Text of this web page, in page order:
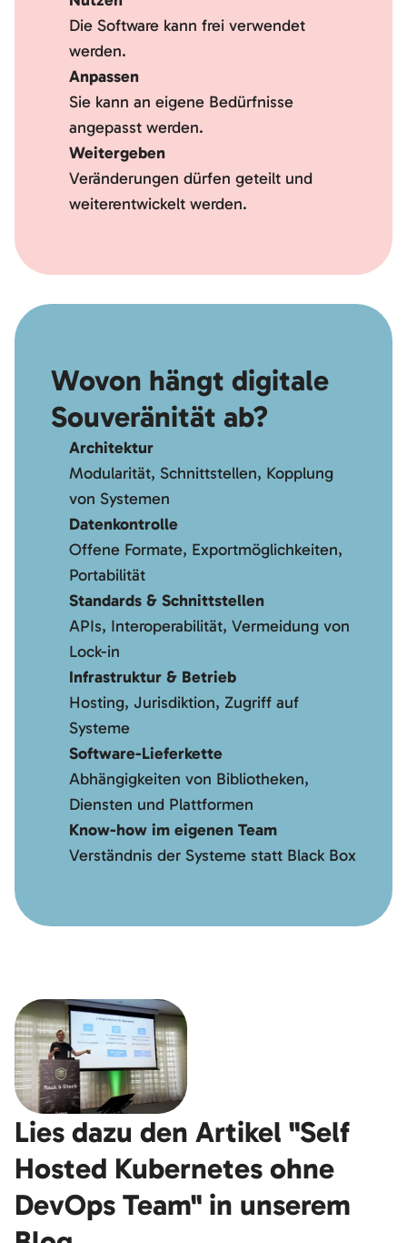
Die Software kann frei verwendet
werden.
Anpassen
Sie kann an eigene Bedürfnisse
angepasst werden.
Weitergeben
Veränderungen dürfen geteilt und
weiterentwickelt werden.
Wovon hängt digitale
Souveränität ab?
Architektur
Modularität, Schnittstellen, Kopplung
von Systemen
Datenkontrolle
Offene Formate, Exportmöglichkeiten,
Portabilität
Standards & Schnittstellen
APIs, Interoperabilität, Vermeidung von
Lock-in
Infrastruktur & Betrieb
Hosting, Jurisdiktion, Zugriff auf
Systeme
Software-Lieferkette
Abhängigkeiten von Bibliotheken,
Diensten und Plattformen
Know-how im eigenen Team
Verständnis der Systeme statt Black Box
Lies dazu den Artikel "Self
Hosted Kubernetes ohne
DevOps Team" in unserem